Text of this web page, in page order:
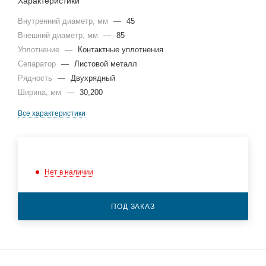
Внутренний диаметр, мм — 45
Внешний диаметр, мм
— 85
Уплотнение —
Контактные уплотнения
Сепаратор —
Листовой металл
Рядность
—
Двухрядный
Ширина, мм
— 30,200
Все характеристики
Нет в наличии
ПОД ЗАКАЗ